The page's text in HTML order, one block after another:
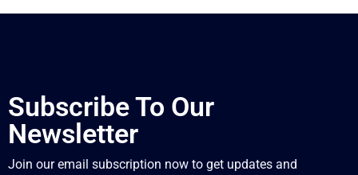
Subscribe To Our
Newsletter
Join our email subscription now to get updates and